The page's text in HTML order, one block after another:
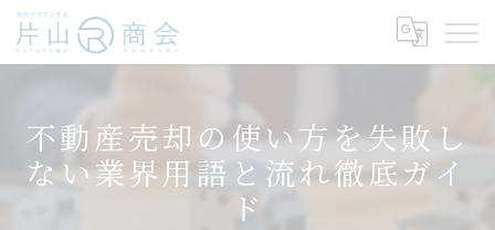
不動産売却の使い方を失敗し
ない業界用語と流れ徹底ガイ
ド